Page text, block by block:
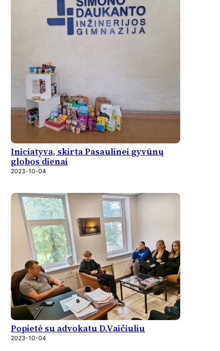
Iniciatyva, skirta Pasaulinei gyvūnų
globos dienai
2023-10-04
Popietė su advokatu D.Vaičiuliu
2023-10-04